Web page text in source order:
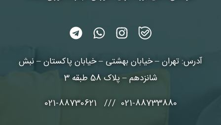
آدرس: تهران – خیابان بهشتی – خیابان پاکستان – نبش
شانزدهم – پلاک 58 طبقه 3
021-88733880 /// 021-88730621